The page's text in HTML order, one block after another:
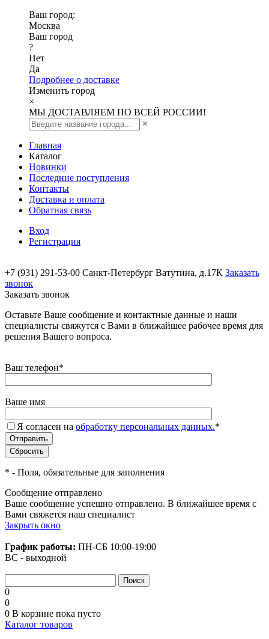
Ваш город:
Москва
Ваш город
?
Нет
Да
Подробнее о доставке
Изменить город
×
МЫ ДОСТАВЛЯЕМ ПО ВСЕЙ РОССИИ!
×
Главная
Каталог
Новинки
Последние поступления
Контакты
Доставка и оплата
Обратная связь
Вход
Регистрация
+7 (931) 291-53-00 Санкт-Петербург Ватутина, д.17К Заказать
звонок
Заказать звонок
Оставьте Ваше сообщение и контактные данные и наши
специалисты свяжутся с Вами в ближайшее рабочее время для
решения Вашего вопроса.
Ваш телефон*
Ваше имя
Я согласен на обработку персональных данных.*
* - Поля, обязательные для заполнения
Сообщение отправлено
Ваше сообщение успешно отправлено. В ближайшее время с
Вами свяжется наш специалист
Закрыть окно
График работы: ПН-СБ 10:00-19:00
ВС - выходной
0
0
0 В корзине пока пусто
Каталог товаров